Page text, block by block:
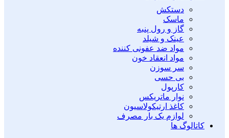
دستکش
ماسک
گاز و رول پنبه
عینک و شیلد
مواد ضد عفونی کننده
مواد انعقاد خون
سر سوزن
بی حسی
کارپول
نوار ماتریکس
کاغذ ارتیکولاسیون
لوازم یک بار مصرف
کاتالوگ ها